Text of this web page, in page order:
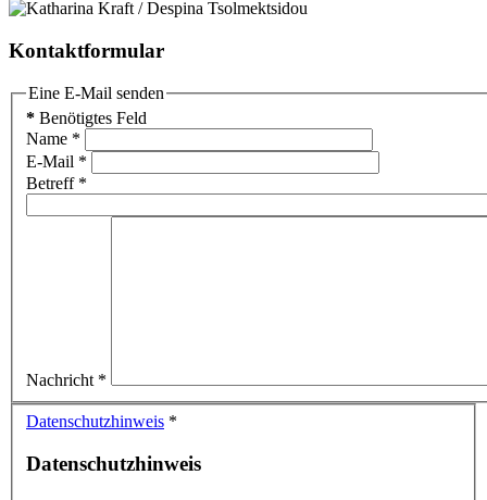
Kontaktformular
Eine E-Mail senden
* Benötigtes Feld
Name *
E-Mail *
Betreff*
Nachricht*
Datenschutzhinweis *
Datenschutzhinweis